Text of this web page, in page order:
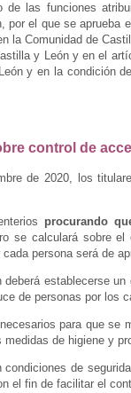
las funciones
el que se aprueba
la Comunidad de
y León y en el
y en la condición
control de
de 2020, los
procurando
se calculará sobre
persona será de
establecerse
de personas por los
para que se
medidas de higiene y
de
el fin de facilitar el